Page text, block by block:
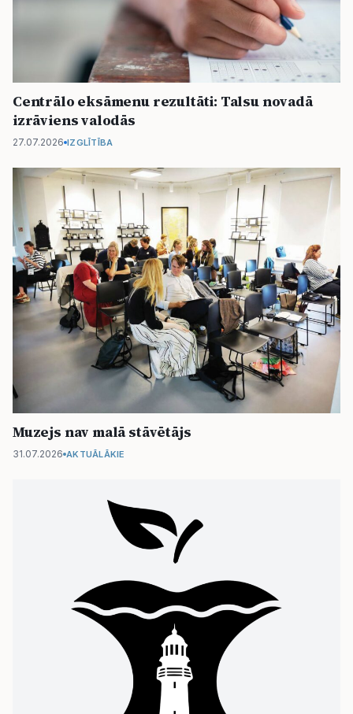
Centrālo eksāmenu rezultāti: Talsu novadā
izrāviens valodās
27.07.2026 IZGLĪTĪBA
Muzejs nav malā stāvētājs
31.07.2026 AKTUĀLĀKIE